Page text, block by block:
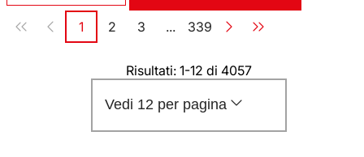
Paginazione
Pagina
1 Pagina
2 Pagina
3 ... Pagina
339
Risultati: 1-12 di 4057
Vedi 12 per pagina